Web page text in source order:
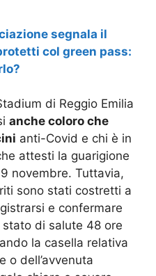
segnala il
col green pass:
di Reggio Emilia
anche coloro che
anti-Covid e chi è in
attesti la guarigione
novembre. Tuttavia,
sono stati costretti a
e confermare
stato di salute 48 ore
la casella relativa
o dell’avvenuta